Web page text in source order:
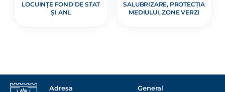
LOCUINȚE FOND DE STAT
ȘI ANL
SALUBRIZARE, PROTECȚIA
MEDIULUI, ZONE VERZI
Adresa General